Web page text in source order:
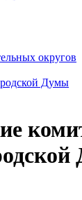
округов
Думы